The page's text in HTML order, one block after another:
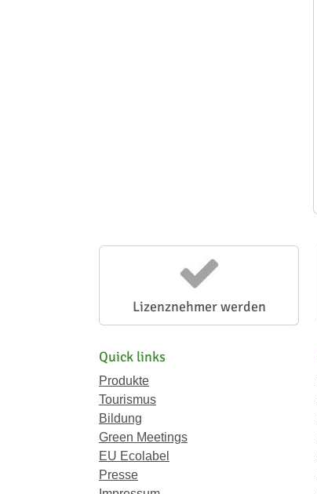
Lizenznehmer werden
Quick links
Produkte
Tourismus
Bildung
Green Meetings
EU Ecolabel
Presse